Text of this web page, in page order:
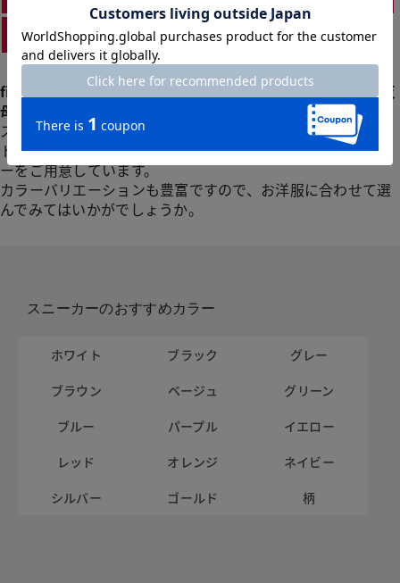
合成皮革
fitfit(フィットフィット)のDoCLASSE通販サイトでは、外反
母趾に優しく、デザインもおしゃれな靴をご提案します。
スニーカーでは、定番のレースアップシューズから、フィッ
ト感に優れたスリッポンタイプまでさまざまな形のスニーカ
ーをご用意しています。
カラーバリエーションも豊富ですので、お洋服に合わせて選
んでみてはいかがでしょうか。
スニーカーのおすすめカラー
ホワイト ブラック
グレー
ブラウン
ベージュ
グリーン
ブルー
パープル
イエロー
レッド
オレンジ
ネイビー
シルバー
ゴールド 柄